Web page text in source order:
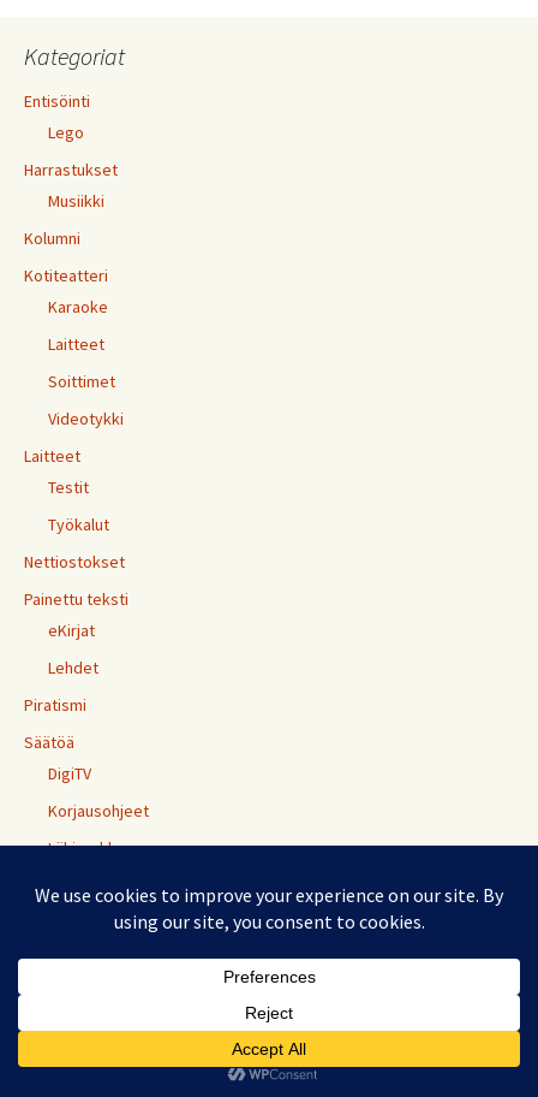
Kategoriat
Entisöinti
Lego
Harrastukset
Musiikki
Kolumni
Kotiteatteri
Karaoke
Laitteet
Soittimet
Videotykki
Laitteet
Testit
Työkalut
Nettiostokset
Painettu teksti
eKirjat
Lehdet
Piratismi
Säätöä
DigiTV
Korjausohjeet
Lähiverkko
Modaaminen
Ohjelmointi
Radiokuuntelu
Riistakamera